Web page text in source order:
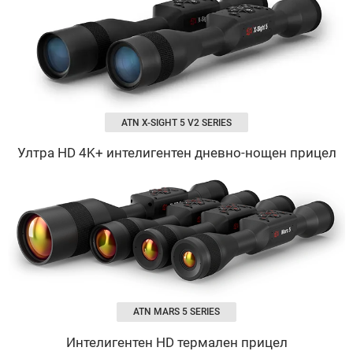
ATN X-SIGHT 5 V2 SERIES
Ултра HD 4K+ интелигентен дневно-нощен прицел
ATN MARS 5 SERIES
Интелигентен HD термален прицел